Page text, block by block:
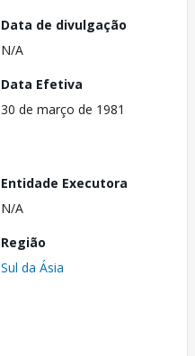
Data de divulgação
N/A
Data Efetiva
30 de março de 1981
Entidade Executora
N/A
Região
Sul da Ásia